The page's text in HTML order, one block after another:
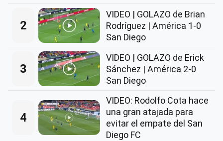
2
VIDEO | GOLAZO de Brian
Rodríguez | América 1-0
San Diego
3
VIDEO | GOLAZO de Erick
Sánchez | América 2-0
San Diego
4
VIDEO: Rodolfo Cota hace
una gran atajada para
evitar el empate del San
Diego FC